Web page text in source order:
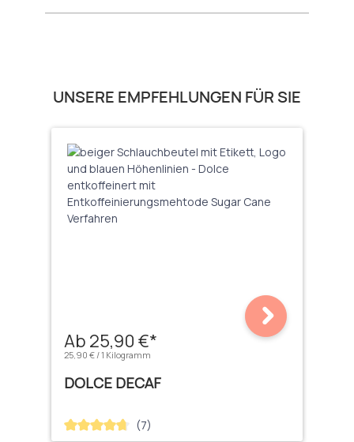
Produktgalerie überspringen
UNSERE EMPFEHLUNGEN FÜR SIE
Ab 25,90 €*
25,90 € / 1 Kilogramm
DOLCE DECAF
Durchschnittliche Bewertung von 4.71 von 5 Sternen
(7)